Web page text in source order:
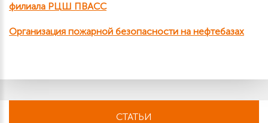
филиала РЦШ ПВАСС
Организация пожарной безопасности на нефтебазах
СТАТЬИ